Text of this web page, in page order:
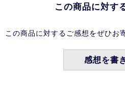
この商品に対す
この商品に対するご感想をぜひお
感想を書